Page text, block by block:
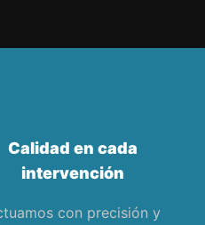
Calidad en cada
intervención
con precisión y